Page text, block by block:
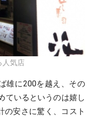
人気店
雄に200を越え、その
ているというのは嬉し
の安さに驚く、コスト